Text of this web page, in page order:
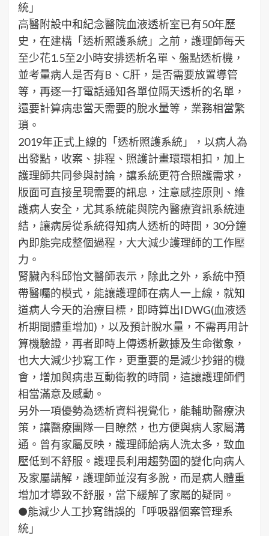
統」
高醫附設中和紀念醫院血液透析室已有50年歷
史，在建構「透析照護系統」之前，護理師每天
至少花1.5至2小時安排透析名單、盤點透析機，
並考量病人是否有B、C肝，是否需要放置導管
等，再逐一打電話通知各單位隔天透析的名單，
還要計算病患當天需要的脫水量等，業務相當繁
瑣。
2019年正式上線的「透析照護系統」，以病人為
出發點，收案、排程、照護計畫環環相扣，加上
護理師共同參與討論，讓系統更符合照護需求，
版面可直接呈現需要的訊息，注意感控原則、維
護病人安全，尤其系統能與院內醫療資訊系統連
結，讓病房從系統得知病人透析的時間，30分鐘
內即能完成整個過程，大大減少護理師的工作壓
力。
腎臟內科邱怡文醫師表示，除此之外，系統中預
帶醫囑的模式，能讓護理師在病人一上線，就知
道病人今天的治療目標，即時算出IDWG(血液透
析期間體重增加)，以及預計脫水量，不需再用計
算機驗證，再者即時上傳透析數據及生命徵象，
也大大減少抄寫工作，更重要的是減少抄錯的機
會，增加與病患互動衛教的時間，這讓護理師們
相當滿意及感動。
另外一項優勢為透析資料視覺化，能輔助醫療決
策，讓醫療團隊一目瞭然，也方便與病人家屬溝
通。曾有家屬反映，護理師給病人洗太多，致血
壓低到不舒服。護理長利用趨勢圖的變化向病人
及家屬講解，護理師並沒有多脫，而是病人體重
增加才導致不舒服，當下緩解了家屬的疑問。
●能減少人工抄寫錯誤的「呼吸器個案管理系
統」